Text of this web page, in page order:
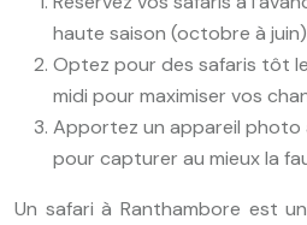
haute saison (octobre à juin)
Optez pour des safaris tôt
midi pour maximiser vos
Apportez un appareil
pour capturer au mieux la
Un safari à Ranthambore est